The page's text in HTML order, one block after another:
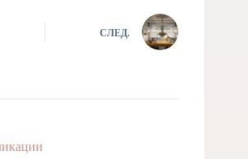
СЛЕД.